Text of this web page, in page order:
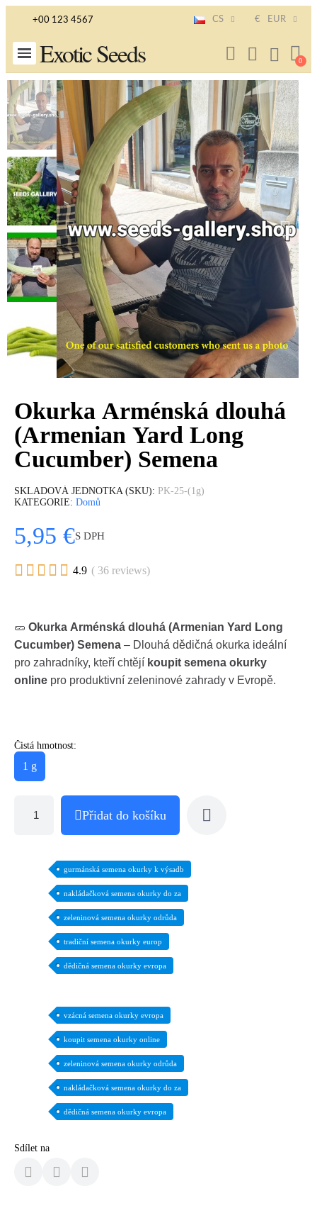
+00 123 4567 CS € EUR
Exotic Seeds
Okurka Arménská dlouhá
(Armenian Yard Long
Cucumber) Semena
SKLADOVÁ JEDNOTKA (SKU)
PK-25-(1g)
KATEGORIE Domů
5,95 €S DPH
     4.9 ( 36 reviews)
🥒 Okurka Arménská dlouhá (Armenian Yard Long
Cucumber) Semena – Dlouhá dědičná okurka ideální
pro zahradníky, kteří chtějí koupit semena okurky
online pro produktivní zeleninové zahrady v Evropě.
Čistá hmotnost:
1 g
Přidat do košíku
gurmánská semena okurky k výsadb
nakládačková semena okurky do za
zeleninová semena okurky odrůda
tradiční semena okurky europ
dědičná semena okurky evropa
vzácná semena okurky evropa
koupit semena okurky online
zeleninová semena okurky odrůda
nakládačková semena okurky do za
dědičná semena okurky evropa
Sdílet na